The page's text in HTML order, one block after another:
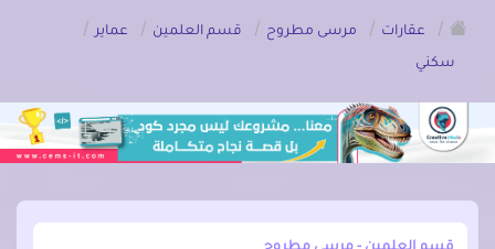
/
عقارات / مرسى مطروح / قسم العلمين / عماير /
سكني